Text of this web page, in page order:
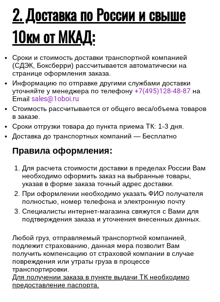
2. Доставка по России и свыше
10км от МКАД:
Сроки и стоимость доставки транспортной компанией
(СДЭК, Боксберри) рассчитывается автоматически на
странице оформления заказа.
Информацию по отправке другими службами доставки
уточняйте у менеджера по телефону +7(495)128-48-87 на
Email sales@1oboi.ru
Стоимость рассчитывается от общего веса/объема товаров
в заказе.
Сроки отгрузки товара до пункта приема ТК: 1-3 дня.
Доставка до транспортных компаний — Бесплатно
Правила оформления:
Для расчета стоимости доставки в пределах России Вам
необходимо оформить заказ на выбранные товары,
указав в форме заказа точный адрес доставки.
При оформлении необходимо указать ФИО получателя
полностью, номер телефона и электронную почту
Специалисты интернет-магазина свяжутся с Вами для
подтверждения заказа и уточнения внесенных данных.
Любой груз, отправляемый транспортной компанией,
подлежит страхованию, данная мера позволит Вам
получить компенсацию от страховой компании в случае
повреждения или утраты груза в процессе
транспортировки.
Для получении заказа в пункте выдачи ТК необходимо
предоставление паспорта.